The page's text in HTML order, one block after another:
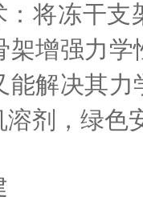
：将冻干支
架增强力
能解决其
溶剂，绿色